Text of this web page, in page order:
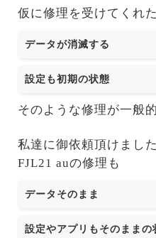
仮に修理を受けてくれ
データが消滅する
設定も初期の状態
そのような修理が一般的
私達に御依頼頂けまし
FJL21 auの修理も
データそのまま
設定やアプリもそのままの